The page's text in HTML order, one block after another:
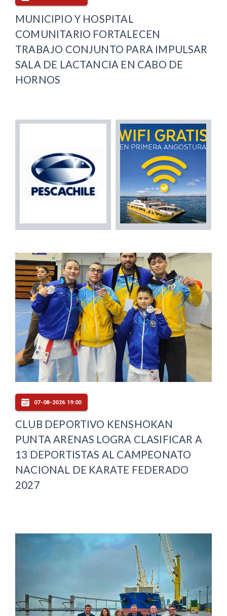
MUNICIPIO Y HOSPITAL
COMUNITARIO FORTALECEN
TRABAJO CONJUNTO PARA IMPULSAR
SALA DE LACTANCIA EN CABO DE
HORNOS
07-08-2026 19:00
CLUB DEPORTIVO KENSHOKAN
PUNTA ARENAS LOGRA CLASIFICAR A
13 DEPORTISTAS AL CAMPEONATO
NACIONAL DE KARATE FEDERADO
2027